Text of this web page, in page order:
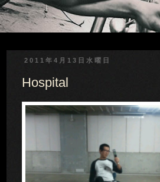
2011年4月13日水曜日
Hospital